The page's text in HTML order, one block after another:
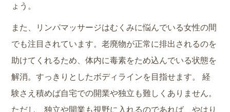
ょう。
また、リンパマッサージはむくみに悩んでいる女性の間
でも注目されています。老廃物が正常に排出されるのを
助けてくれるため、体内に毒素をため込んでいる状態を
解消。すっきりとしたボディラインを目指せます。 経
験さえ積めば自宅での開業や独立も難しくありません。
ただし、独立や開業も視野に入れるのであれば、やはり